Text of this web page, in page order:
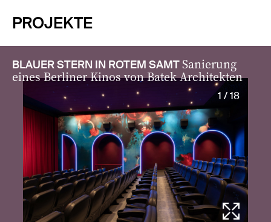
PROJEKTE
BLAUER STERN IN ROTEM SAMT Sanierung
eines Berliner Kinos von Batek Architekten
1 / 18